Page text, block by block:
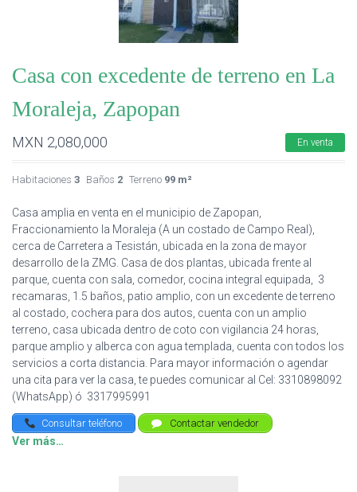
Casa con excedente de terreno en La
Moraleja, Zapopan
MXN 2,080,000 En venta
Habitaciones 3 Baños 2 Terreno 99 m²
Casa amplia en venta en el municipio de Zapopan,
Fraccionamiento la Moraleja (A un costado de Campo Real),
cerca de Carretera a Tesistán, ubicada en la zona de mayor
desarrollo de la ZMG. Casa de dos plantas, ubicada frente al
parque, cuenta con sala, comedor, cocina integral equipada, 3
recamaras, 1.5 baños, patio amplio, con un excedente de terreno
al costado, cochera para dos autos, cuenta con un amplio
terreno, casa ubicada dentro de coto con vigilancia 24 horas,
parque amplio y alberca con agua templada, cuenta con todos los
servicios a corta distancia. Para mayor información o agendar
una cita para ver la casa, te puedes comunicar al Cel: 3310898092
(WhatsApp) ó 3317995991
Consultar teléfono Contactar vendedor
Ver más…